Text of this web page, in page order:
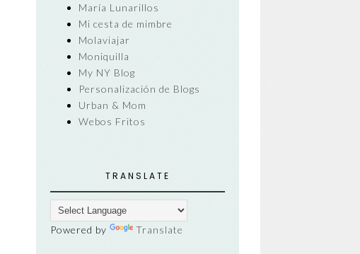
María Lunarillos
Mi cesta de mimbre
Molaviajar
Moniquilla
My NY Blog
Personalización de Blogs
Urban & Mom
Webos Fritos
TRANSLATE
Powered by Translate